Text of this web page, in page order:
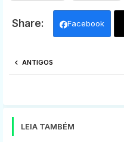
Facebook
ANTIGOS
LEIA TAMBÉM